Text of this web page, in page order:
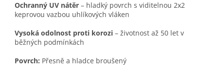
Ochranný UV nátěr – hladký povrch s viditelnou 2x2
keprovou vazbou uhlíkových vláken
Vysoká odolnost proti korozi – životnost až 50 let v
běžných podmínkách
Povrch: Přesně a hladce broušený